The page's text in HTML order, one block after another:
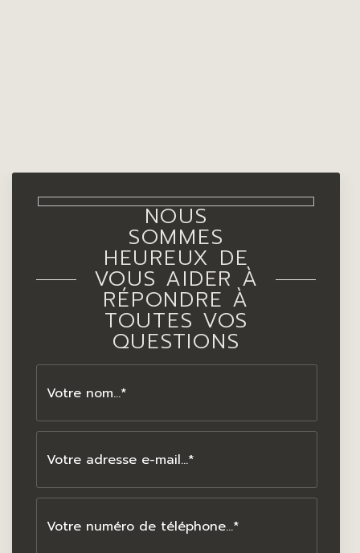
NOUS
SOMMES
HEUREUX DE
VOUS AIDER À
RÉPONDRE À
TOUTES VOS
QUESTIONS